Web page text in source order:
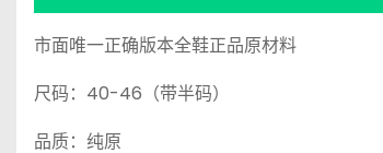
市面唯一正确版本全鞋正品原材料
尺码：40-46（带半码）
品质：纯原